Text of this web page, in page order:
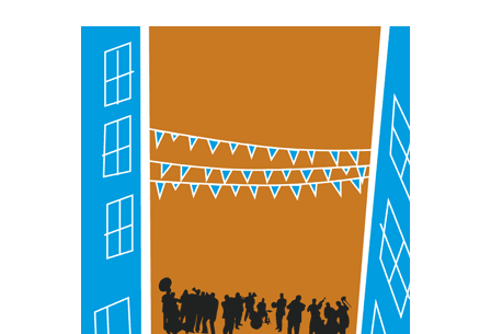
pertsonalizatuak eskaintzeko, iragarkiak eta edukia
neurtzeko, jendeari buruzko informazioa biltzeko eta
produktuak garatzeko. Zure datuak nork eta zertarako
erabiltzen dituen hauta dezakezu.
Bazkide batzuek ez dizute baimenik eskatzen, eta beren
interes komertzial legitimoetan babesten dira. Ikusi gure
bazkideen zerrenda, beren ustez zein helburutarako
duten interes legitimoa eta horren aurka nola egin
Lortu zure datu pertsonalak prozesatzeko moduari